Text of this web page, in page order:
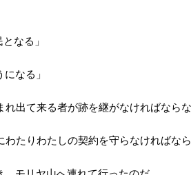
なる」
なる」
出て来る者が跡を継がなければならな
たりわたしの契約を守らなければなら